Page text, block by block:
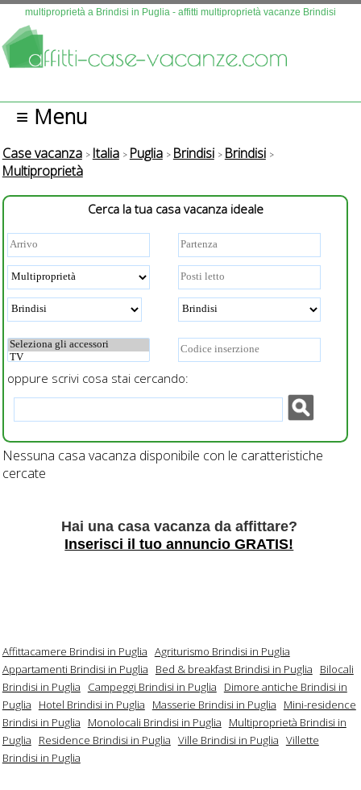
multiproprietà a Brindisi in Puglia - affitti multiproprietà vacanze Brindisi
Questo sito fa uso di cookies. Continuando la navigazione se
≡ Menu
Case vacanza Italia Puglia Brindisi
Brindisi
Multiproprietà
Cerca la tua casa vacanza ideale
oppure scrivi cosa stai cercando:
Nessuna casa vacanza disponibile con le caratteristiche
cercate
Hai una casa vacanza da affittare?
Inserisci il tuo annuncio GRATIS!
Affittacamere Brindisi in Puglia Agriturismo Brindisi in Puglia
Appartamenti Brindisi in Puglia
Bed & breakfast Brindisi in Puglia
Bilocali
Brindisi in Puglia
Campeggi Brindisi in Puglia
Dimore antiche Brindisi in
Puglia
Hotel Brindisi in Puglia Masserie Brindisi in Puglia
Mini-residence
Brindisi in Puglia
Monolocali Brindisi in Puglia
Multiproprietà Brindisi in
Puglia
Residence Brindisi in Puglia Ville Brindisi in Puglia Villette
Brindisi in Puglia